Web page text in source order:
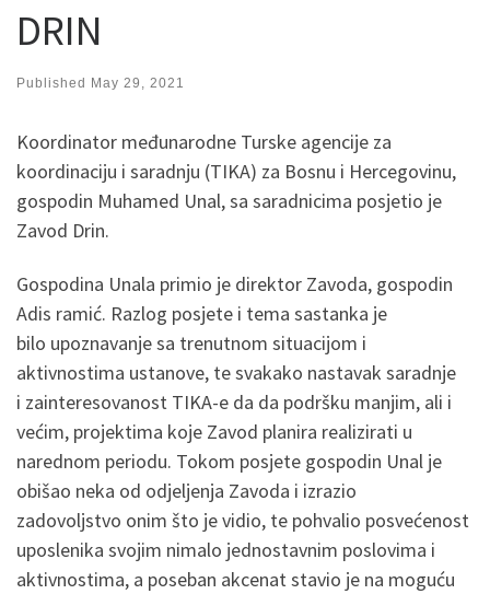
DRIN
Published May 29, 2021
Koordinator međunarodne Turske agencije za
koordinaciju i saradnju (TIKA) za Bosnu i Hercegovinu,
gospodin Muhamed Unal, sa saradnicima posjetio je
Zavod Drin.
Gospodina Unala primio je direktor Zavoda, gospodin
Adis ramić. Razlog posjete i tema sastanka je
bilo upoznavanje sa trenutnom situacijom i
aktivnostima ustanove, te svakako nastavak saradnje
i zainteresovanost TIKA-e da da podršku manjim, ali i
većim, projektima koje Zavod planira realizirati u
narednom periodu. Tokom posjete gospodin Unal je
obišao neka od odjeljenja Zavoda i izrazio
zadovoljstvo onim što je vidio, te pohvalio posvećenost
uposlenika svojim nimalo jednostavnim poslovima i
aktivnostima, a poseban akcenat stavio je na moguću